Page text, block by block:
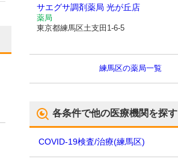
サエグサ調剤薬局 光が丘店
薬局
東京都練馬区土支田1-6-5
練馬区の薬局一覧
各条件で他の医療機関を探す
COVID-19検査/治療(練馬区)